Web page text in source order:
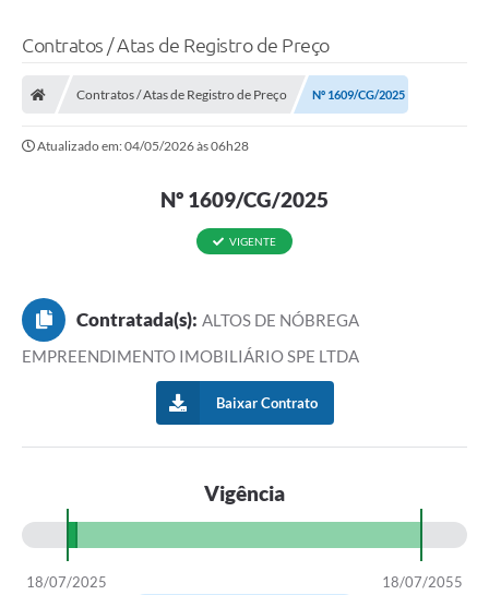
Contratos / Atas de Registro de Preço
Contratos / Atas de Registro de Preço Nº 1609/CG/2025
Atualizado em: 04/05/2026 às 06h28
Nº 1609/CG/2025
VIGENTE
Contratada(s): ALTOS DE NÓBREGA
EMPREENDIMENTO IMOBILIÁRIO SPE LTDA
Baixar Contrato
Vigência
18/07/2025
18/07/2055